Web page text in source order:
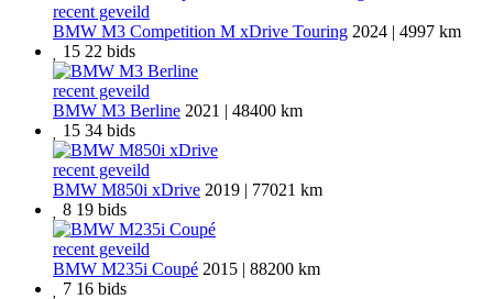
recent geveild
BMW M3 Competition M xDrive Touring 2024 | 4997 km
15 22 bids
recent geveild
BMW M3 Berline 2021 | 48400 km
15 34 bids
recent geveild
BMW M850i xDrive 2019 | 77021 km
8 19 bids
recent geveild
BMW M235i Coupé 2015 | 88200 km
7 16 bids